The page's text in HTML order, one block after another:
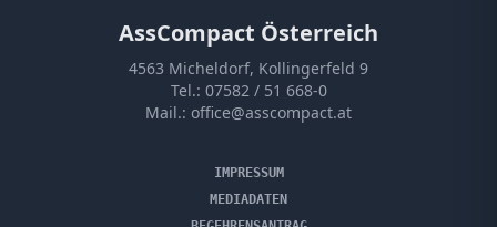
AssCompact Österreich
4563 Micheldorf, Kollingerfeld 9
Tel.: 07582 / 51 668-0
Mail.: office@asscompact.at
IMPRESSUM
MEDIADATEN